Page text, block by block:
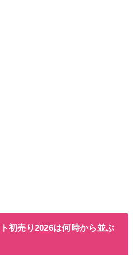
初売り2026は何時から並ぶ